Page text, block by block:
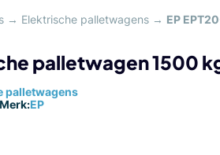
→ Elektrische palletwagens → EP
palletwagen 1500
palletwagens
Merk:EP